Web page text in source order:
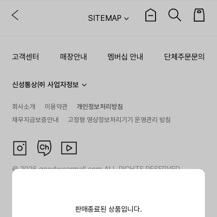
판매종료된 상품입니다.
SITEMAP
고객센터 매장안내 멤버십 안내 단체주문문의
신성통상㈜ 사업자정보
회사소개 이용약관
개인정보처리방침
채무지급보증안내
고정형 영상정보처리기기 운영관리 방침
©2026goodwearmall.com ALL RIGHTS RESERVED